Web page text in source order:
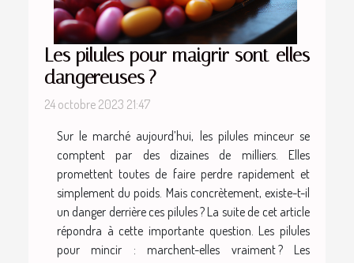
Les pilules pour maigrir sont-elles
dangereuses ?
24 octobre 2023 21:47
Sur le marché aujourd’hui, les pilules minceur se
comptent par des dizaines de milliers. Elles
promettent toutes de faire perdre rapidement et
simplement du poids. Mais concrètement, existe-t-il
un danger derrière ces pilules ? La suite de cet article
répondra à cette importante question. Les pilules
pour mincir : marchent-elles vraiment ? Les